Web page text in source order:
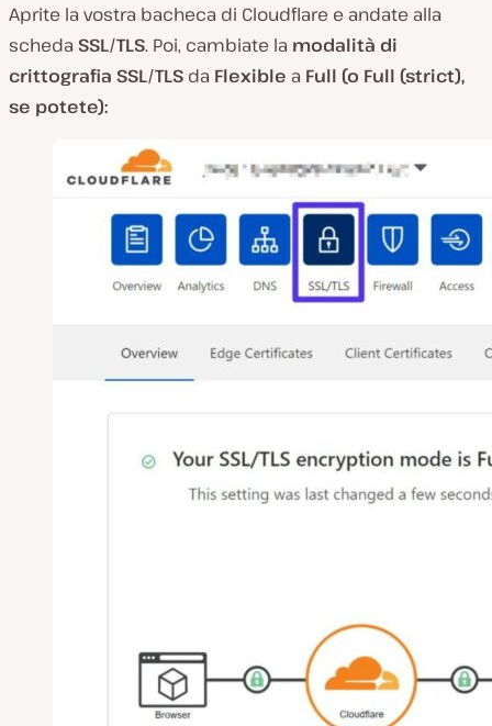
Aprite la vostra bacheca di Cloudflare e andate alla
scheda SSL/TLS. Poi, cambiate la modalità di
crittografia SSL/TLS da Flexible a Full (o Full (strict),
se potete):